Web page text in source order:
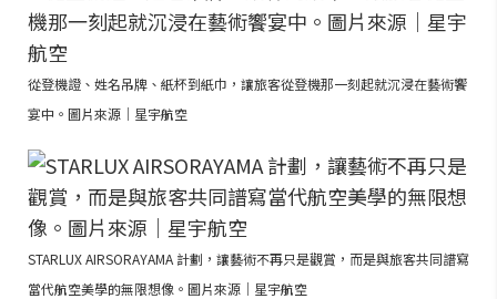
從登機證、姓名吊牌、紙杯到紙巾，讓旅客從登機那一刻起就沉浸在藝術饗
宴中。圖片來源｜星宇航空
STARLUX AIRSORAYAMA 計劃，讓藝術不再只是觀賞，而是與旅客共同譜寫
當代航空美學的無限想像。圖片來源｜星宇航空